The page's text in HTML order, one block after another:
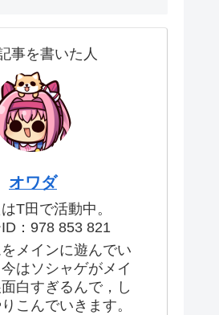
事を書いた人
オワダ
T田で活動中。
ID：978 853 821
メインに遊んでい
はソシャゲがメイ
白すぎるんで，し
こんでいきます。